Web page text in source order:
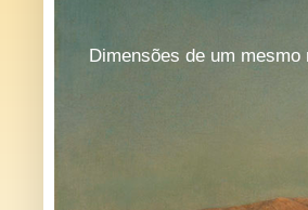
Dimensões de um mesmo